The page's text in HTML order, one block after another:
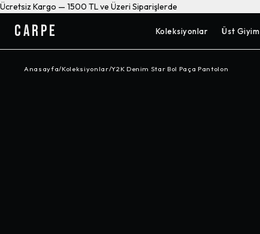
Ücretsiz Kargo — 1500 TL ve Üzeri Siparişlerde
CARPE Koleksiyonlar Üst Giyim
Anasayfa/Koleksiyonlar/Y2K Denim Star Bol Paça Pantolon